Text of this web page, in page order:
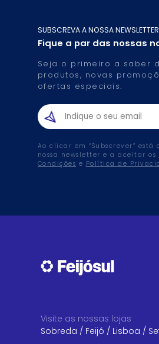
SUBSCREVA A NOSSA NEWSLETTER
Fique a par das nossas
Seja o primeiro a saber
produtos, novas
ofertas especiais.
Ao clicar em “Subscrever” está
nossa newsletter e a aceitar os
Condições e Política de
Visite as nossas lojas
Sobreda / Feijó / Lisboa /